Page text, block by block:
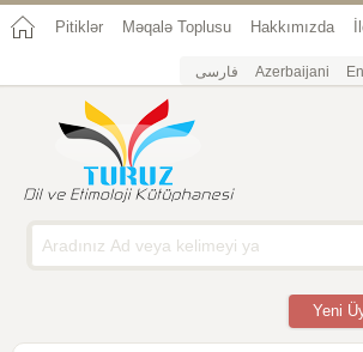
Pitiklər Məqalə Toplusu Hakkımızda
فارسی Azerbaijani
Yeni